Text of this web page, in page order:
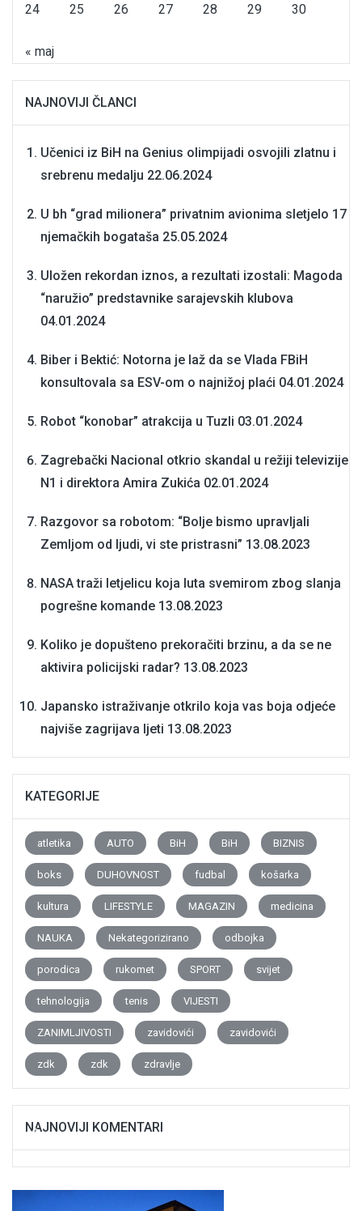
24
25 26 27 28 29 30
« maj
NAJNOVIJI ČLANCI
Učenici iz BiH na Genius olimpijadi osvojili zlatnu i
srebrenu medalju 22.06.2024
U bh “grad milionera” privatnim avionima sletjelo 17
njemačkih bogataša 25.05.2024
Uložen rekordan iznos, a rezultati izostali: Magoda
“naružio” predstavnike sarajevskih klubova
04.01.2024
Biber i Bektić: Notorna je laž da se Vlada FBiH
konsultovala sa ESV-om o najnižoj plaći 04.01.2024
Robot “konobar” atrakcija u Tuzli 03.01.2024
Zagrebački Nacional otkrio skandal u režiji televizije
N1 i direktora Amira Zukića 02.01.2024
Razgovor sa robotom: “Bolje bismo upravljali
Zemljom od ljudi, vi ste pristrasni” 13.08.2023
NASA traži letjelicu koja luta svemirom zbog slanja
pogrešne komande 13.08.2023
Koliko je dopušteno prekoračiti brzinu, a da se ne
aktivira policijski radar? 13.08.2023
Japansko istraživanje otkrilo koja vas boja odjeće
najviše zagrijava ljeti 13.08.2023
KATEGORIJE
atletika AUTO BiH BiH BIZNIS
boks DUHOVNOST fudbal košarka
kultura LIFESTYLE MAGAZIN medicina
NAUKA Nekategorizirano odbojka
porodica rukomet SPORT svijet
tehnologija tenis VIJESTI
ZANIMLJIVOSTI zavidovići zavidovići
zdk zdk zdravlje
NAJNOVIJI KOMENTARI